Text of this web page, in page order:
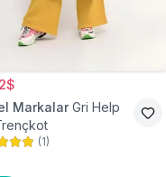
Markalar Gri Help
(1)